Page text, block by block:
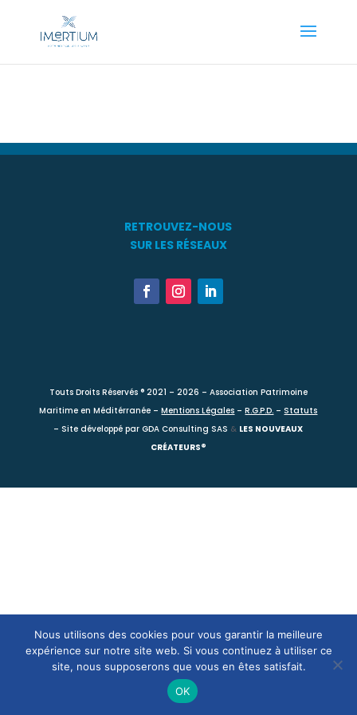
RETROUVEZ-NOUS
SUR LES RÉSEAUX
Touts Droits Réservés ® 2021 – 2026 – Association Patrimoine
Maritime en Méditérranée –Mentions Légales –R.G.P.D. – Statuts
– Site développé parGDA Consulting SAS & LES NOUVEAUX
CRÉATEURS®
Nous utilisons des cookies pour vous garantir la meilleure
expérience sur notre site web. Si vous continuez à utiliser ce
site, nous supposerons que vous en êtes satisfait.
OK